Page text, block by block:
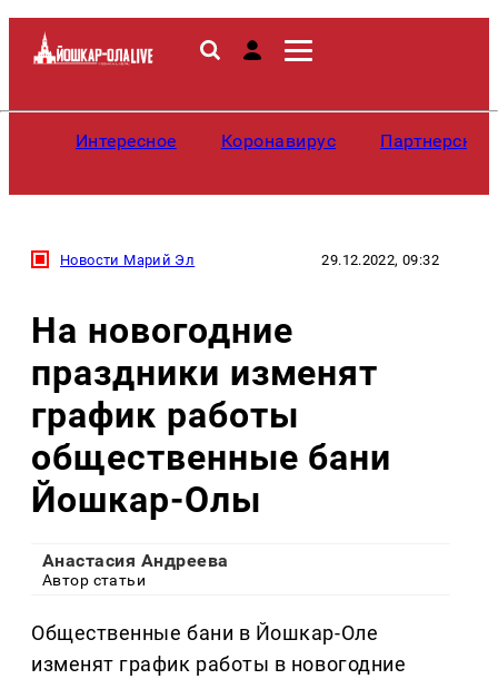
Интересное Коронавирус
Новости Марий Эл 29.12.2022, 09:32
На новогодние
праздники изменят
график работы
общественные бани
Йошкар-Олы
Анастасия Андреева
Автор статьи
Общественные бани в Йошкар-Оле
изменят график работы в новогодние